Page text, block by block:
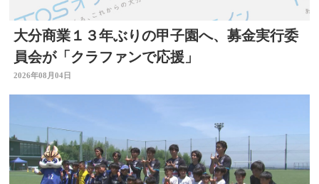
大分商業１３年ぶりの甲子園へ、募金実行委
員会が「クラファンで応援」
2026年08月04日